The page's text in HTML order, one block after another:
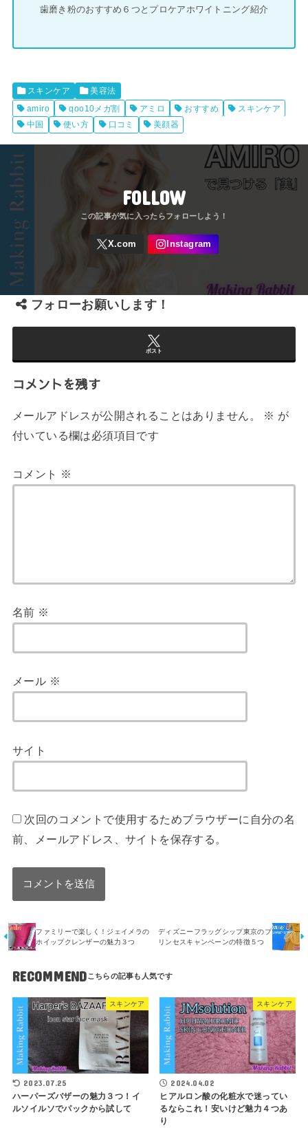
歯磨き粉のおすすめ６つとプロケアホワイトニング紹介
スキンケア
美容法
amiro
qoo10メガ割 アミロ おすすめ
スキンケア
中国
使い方 口コミ 美顔器
FOLLOW
フォローお願いします！
ポスト
コメントを残す
メールアドレスが公開されることはありません。 ※ が
付いている欄は必須項目です
コメント ※
名前 ※
メール ※
サイト
次回のコメントで使用するためブラウザーに自分の名
前、メールアドレス、サイトを保存する。
ファミリーで楽しく！ジェイメラの
ホイップクレンザーの魅力３つ
ディズニーフラッグシップ東京のプ
リンセスキャンペーンの特徴５つ
RECOMMEND
スキンケア
2023.07.25
ハーパーズバザーの魅力３つ！イ
ルソイルソでパックから試して
スキンケア
2024.04.02
ヒアルロン酸の化粧水で迷ってい
るならこれ！安いけど魅力４つあ
り